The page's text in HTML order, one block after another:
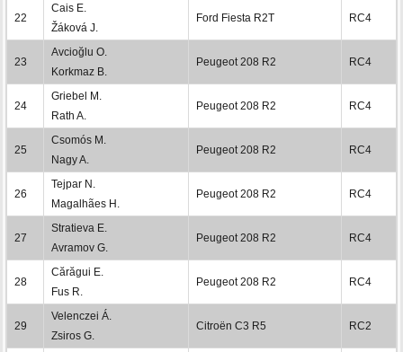
22
Cais E.
Žáková J.
Ford Fiesta R2T RC4
23
Avcioğlu O.
Korkmaz B.
Peugeot 208 R2 RC4
24
Griebel M.
Rath A.
Peugeot 208 R2 RC4
25
Csomós M.
Nagy A.
Peugeot 208 R2 RC4
26
Tejpar N.
Magalhães H.
Peugeot 208 R2 RC4
27
Stratieva E.
Avramov G.
Peugeot 208 R2 RC4
28
Cărăgui E.
Fus R.
Peugeot 208 R2 RC4
29
Velenczei Á.
Zsiros G.
Citroën C3 R5 RC2